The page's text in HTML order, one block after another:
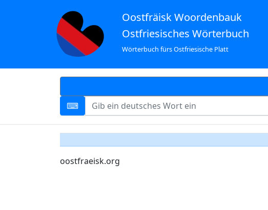
Oostfräisk Woordenbauk
Ostfriesisches Wörterbuch
Wörterbuch fürs Ostfriesische Platt
oostfraeisk.org